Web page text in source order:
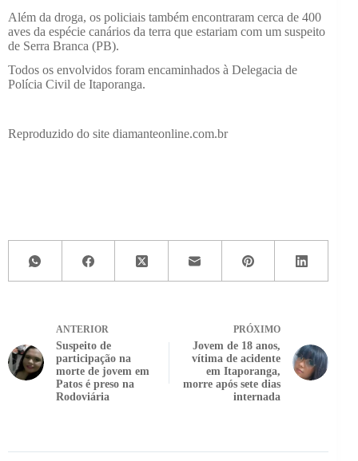
Além da droga, os policiais também encontraram cerca de 400
aves da espécie canários da terra que estariam com um suspeito
de Serra Branca (PB).
Todos os envolvidos foram encaminhados à Delegacia de
Polícia Civil de Itaporanga.
Reproduzido do site diamanteonline.com.br
ANTERIOR
Suspeito de
participação na
morte de jovem em
Patos é preso na
Rodoviária
PRÓXIMO
Jovem de 18 anos,
vítima de acidente
em Itaporanga,
morre após sete dias
internada